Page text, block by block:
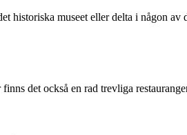
historiska museet eller delta i någon av
det också en rad trevliga